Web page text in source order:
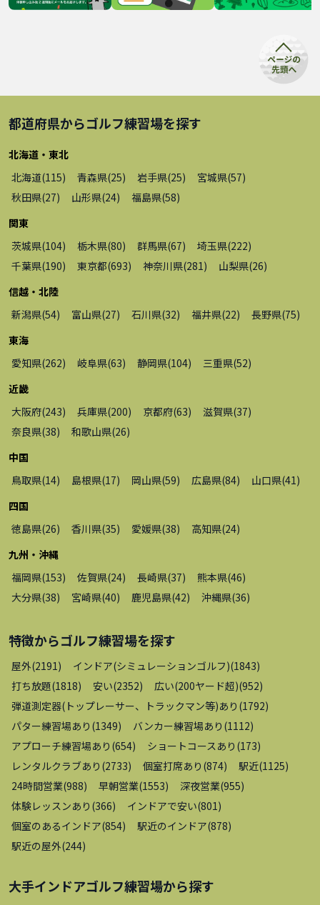
都道府県からゴルフ練習場を探す
北海道・東北
北海道(115) 青森県(25) 岩手県(25) 宮城県(57)
秋田県(27) 山形県(24) 福島県(58)
関東
茨城県(104) 栃木県(80) 群馬県(67) 埼玉県(222)
千葉県(190) 東京都(693) 神奈川県(281 ) 山梨県(26)
信越・北陸
新潟県(54) 富山県(27) 石川県(32) 福井県(22) 長野県(75)
東海
愛知県(262) 岐阜県(63) 静岡県(104) 三重県(52)
近畿
大阪府(243) 兵庫県(200) 京都府(63) 滋賀県(37)
奈良県(38) 和歌山県(26)
中国
鳥取県(14) 島根県(17) 岡山県(59) 広島県(84) 山口県(41 )
四国
徳島県(26) 香川県(35) 愛媛県(38) 高知県(24)
九州・沖縄
福岡県(153) 佐賀県(24) 長崎県(37) 熊本県(46)
大分県(38) 宮崎県(40) 鹿児島県(42) 沖縄県(36)
特徴からゴルフ練習場を探す
屋外(2191 ) インドア(シミュレーションゴルフ)(1843)
打ち放題(1818) 安い(2352) 広い(200ヤード超)(952)
弾道測定器(トップレーサー、トラックマン等)あり (1792)
パター練習場あり (1349) バンカー練習場あり (1112)
アプローチ練習場あり (654) ショートコースあり (173)
レンタルクラブあり (2733) 個室打席あり (874) 駅近(1125)
24時間営業(988) 早朝営業(1553) 深夜営業(955)
体験レッスンあり (366) インドアで安い(801 )
個室のあるインドア(854) 駅近のインドア(878)
駅近の屋外(244)
大手インドアゴルフ練習場から探す